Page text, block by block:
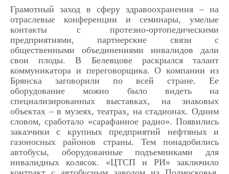
Грамотный заход в сферу здравоохранения – на
отраслевые конференции и семинары, умелые
контакты с протезно-ортопедическими
предприятиями, партнерские связи с
общественными объединениями инвалидов дали
свои плоды. В Белевцове раскрылся талант
коммуникатора и переговорщика. О компании из
Брянска заговорили по всей стране. Ее
оборудование можно было видеть на
специализированных выставках, на знаковых
объектах – в музеях, театрах, на стадионах. Одним
словом, сработало «сарафанное радио». Появились
заказчики с крупных предприятий нефтяных и
газоносных районов страны. Тем понадобились
автобусы, оборудованные подъемниками для
инвалидных колясок. «ЦТСП и РИ» заключило